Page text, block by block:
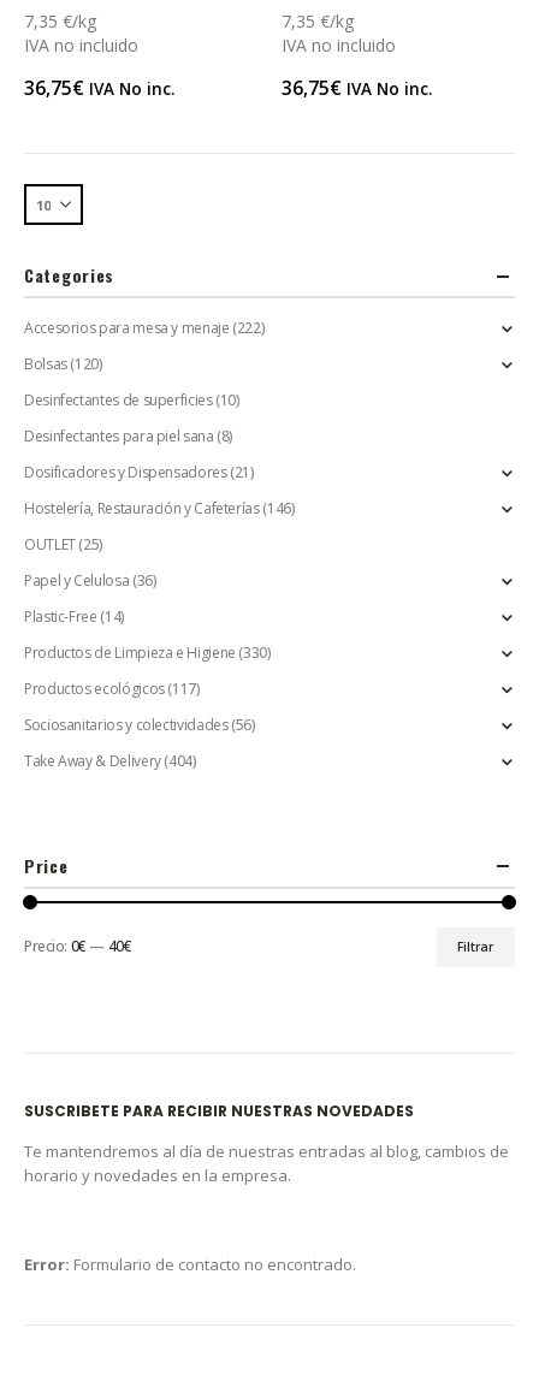
7,35 €/kg
IVA no incluido
36,75€ IVA No inc.
7,35 €/kg
IVA no incluido
36,75€ IVA No inc.
Categories
Accesorios para mesa y menaje (222)
Bolsas(120)
Desinfectantes de superficies (10)
Desinfectantes para piel sana (8)
Dosificadores y Dispensadores (21)
Hostelería, Restauración y Cafeterías(146)
OUTLET(25)
Papel y Celulosa (36)
Plastic-Free (14)
Productos de Limpieza e Higiene (330)
Productos ecológicos(117)
Sociosanitarios y colectividades (56)
Take Away & Delivery(404)
Price
Filtrar
Precio: 0€ — 40€
SUSCRIBETE PARA RECIBIR NUESTRAS NOVEDADES
Te mantendremos al día de nuestras entradas al blog, cambios de
horario y novedades en la empresa.
Error: Formulario de contacto no encontrado.